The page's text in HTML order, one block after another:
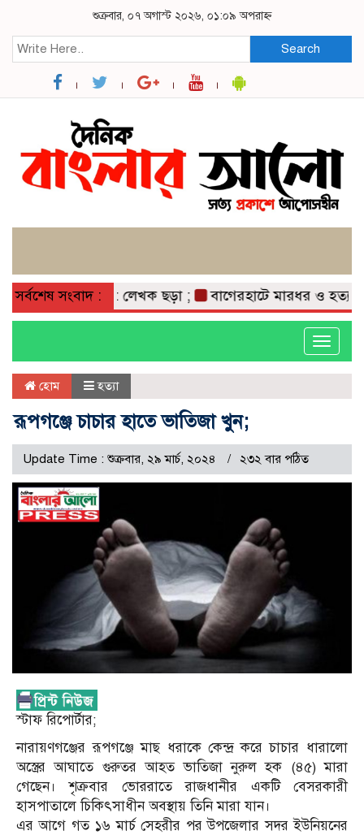
শুক্রবার, ০৭ অগাস্ট ২০২৬, ০১:০৯ অপরাহ্ন
Search
সর্বশেষ সংবাদ :
কবিতা: লেখক ছড়া ; বাগেরহাটে মারধর ও
Toggle
হোম হত্যা
রূপগঞ্জে চাচার হাতে ভাতিজা খুন;
Update Time : শুক্রবার, ২৯ মার্চ, ২০২৪ ২৩২ বার পঠিত
স্টাফ রি‌পোর্টার;
নারায়ণগঞ্জের রূপগঞ্জে মাছ ধরাকে কেন্দ্র করে চাচার ধারালো
অস্ত্রের আঘাতে গুরুতর আহত ভাতিজা নুরুল হক (৪৫) মারা
গেছেন। শৃক্রবার ভোররাতে রাজধানীর একটি বেসরকারী
হাসপাতালে চিকিৎসাধীন অবস্থায় তিনি মারা যান।
এর আগে গত ১৬ মার্চ সেহরীর পর উপজেলার সদর ইউনিয়নের